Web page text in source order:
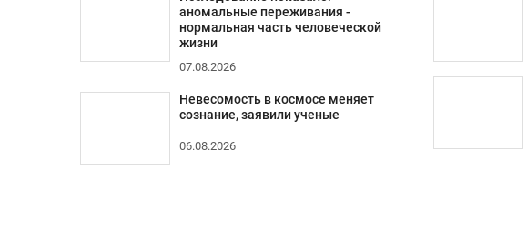
аномальные переживания -
нормальная часть человеческой
жизни
07.08.2026
Невесомость в космосе меняет
сознание, заявили ученые
06.08.2026